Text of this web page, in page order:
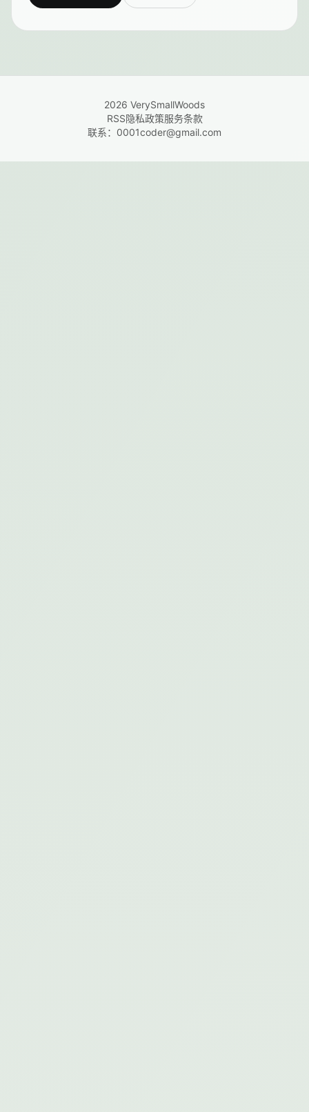
2026 VerySmallWoods
RSS隐私政策服务条款
联系： 0001coder@gmail.com